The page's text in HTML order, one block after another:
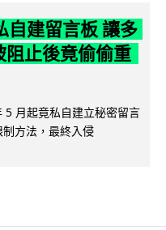
自建留言板 讓多
阻止後竟偷偷重
月起竟私自建立秘密留言
方法，最終入侵